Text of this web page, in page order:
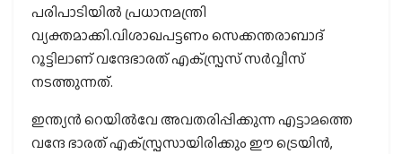
പരിപാടിയില്‍ പ്രധാനമന്ത്രി
വ്യക്തമാക്കി.വിശാഖപട്ടണം സെക്കന്തരാബാദ്
റൂട്ടിലാണ് വന്ദേഭാരത് എക്‌സ്പ്രസ് സര്‍വ്വീസ്
നടത്തുന്നത്.
ഇന്ത്യന്‍ റെയില്‍വേ അവതരിപ്പിക്കുന്ന എട്ടാമത്തെ
വന്ദേ ഭാരത് എക്‌സ്പ്രസായിരിക്കും ഈ ട്രെയിന്‍,